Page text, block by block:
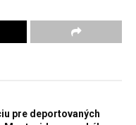
pre deportovaných